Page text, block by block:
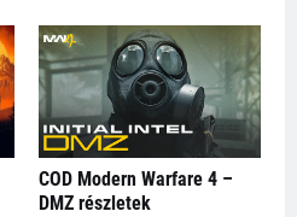
COD Modern Warfare 4 –
DMZ részletek